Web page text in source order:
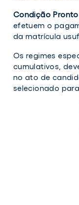
Condição
efetuem o
da matrícula
Os regimes
cumulativos,
no ato de
selecionado